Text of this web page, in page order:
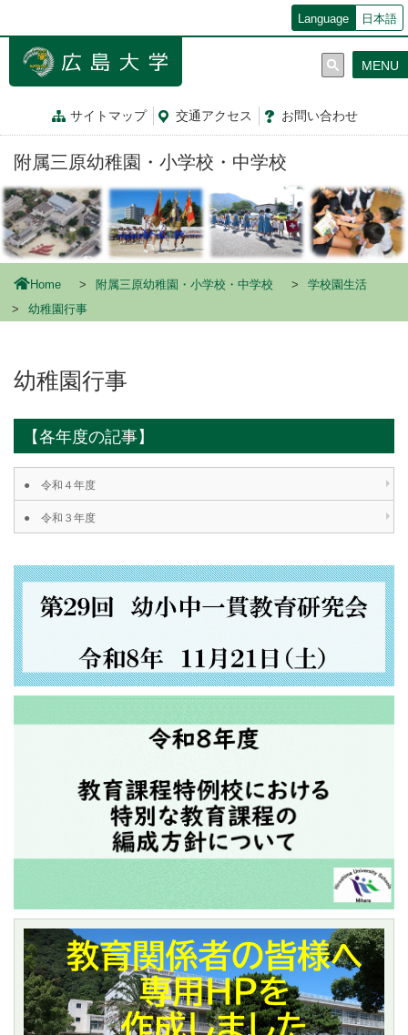
ン
動
Language 日本語
サイトマップ 交通アクセス お問い合わせ
MENU
附属三原幼稚園・小学校・中学校
Home 附属三原幼稚園・小学校・中学校
学校園生活
幼稚園行事
幼稚園行事
【各年度の記事】
● 令和４年度
● 令和３年度